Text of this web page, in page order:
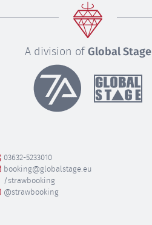
A division ofGlobal Stage
03632-5233010
booking@globalstage.eu
/strawbooking
@strawbooking